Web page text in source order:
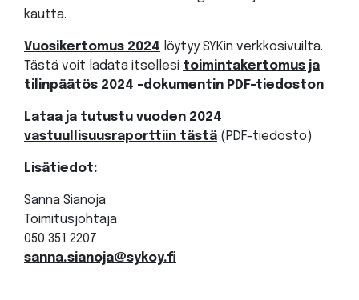
kautta.
Vuosikertomus 2024 löytyy SYKin verkkosivuilta.
Tästä voit ladata itsellesi toimintakertomus ja
tilinpäätös 2024 -dokumentin PDF-tiedoston
Lataa ja tutustu vuoden 2024
vastuullisuusraporttiin tästä (PDF-tiedosto)
Lisätiedot:
Sanna Sianoja
Toimitusjohtaja
050 351 2207
sanna.sianoja@sykoy.fi